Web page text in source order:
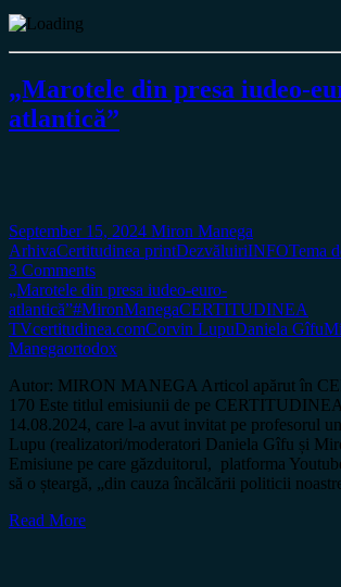
„Marotele din presa iudeo-
atlantică”
September 15, 2024 Miron Manega
ArhivaCertitudinea printDezvăluiriINFOTema
3 Comments
„Marotele din presa iudeo-euro-
atlantică”#MironManegaCERTITUDINEA
TVcertitudinea.comCorvin LupuDaniela Gîfu
Manegaortodox
Autor: MIRON MANEGA Articol apărut în
170 Este titlul emisiunii de pe
14.08.2024, care l-a avut invitat pe profesorul
Lupu (realizatori/moderatori Daniela Gîfu și
Emisiune pe care găzduitorul, platforma
să o șteargă, „din cauza încălcării politicii
Read More